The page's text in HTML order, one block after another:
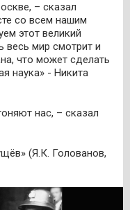
– сказал
со всем нашим
этот великий
весь мир смотрит и
что может сделать
наука» - Никита
нас, – сказал
(Я.К. Голованов,